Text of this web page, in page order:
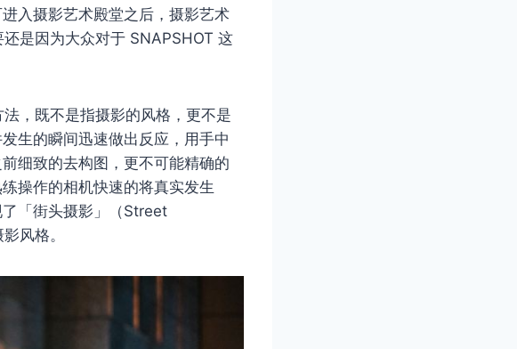
入摄影艺术殿堂之后，摄影艺术
是因为大众对于 SNAPSHOT 这
，既不是指摄影的风格，更不是
生的瞬间迅速做出反应，用手中
细致的去构图，更不可能精确的
操作的相机快速的将真实发生
「街头摄影」（Street
风格。